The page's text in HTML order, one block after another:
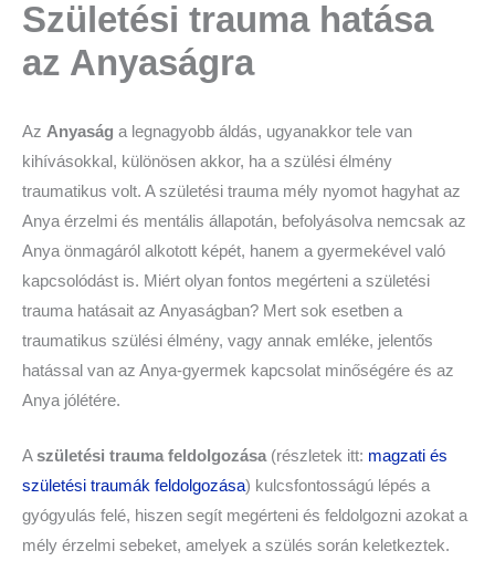
Születési trauma hatása
az Anyaságra
Az Anyaság a legnagyobb áldás, ugyanakkor tele van
kihívásokkal, különösen akkor, ha a szülési élmény
traumatikus volt. A születési trauma mély nyomot hagyhat az
Anya érzelmi és mentális állapotán, befolyásolva nemcsak az
Anya önmagáról alkotott képét, hanem a gyermekével való
kapcsolódást is. Miért olyan fontos megérteni a születési
trauma hatásait az Anyaságban? Mert sok esetben a
traumatikus szülési élmény, vagy annak emléke, jelentős
hatással van az Anya-gyermek kapcsolat minőségére és az
Anya jólétére.
Aszületési trauma feldolgozása (részletek itt: magzati és
születési traumák feldolgozása) kulcsfontosságú lépés a
gyógyulás felé, hiszen segít megérteni és feldolgozni azokat a
mély érzelmi sebeket, amelyek a szülés során keletkeztek.